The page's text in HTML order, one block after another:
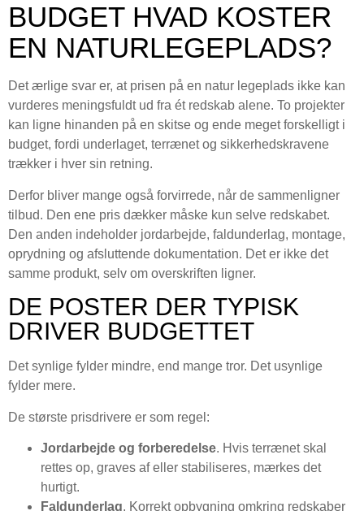
BUDGET HVAD KOSTER
EN NATURLEGEPLADS?
Det ærlige svar er, at prisen på en natur legeplads ikke kan
vurderes meningsfuldt ud fra ét redskab alene. To projekter
kan ligne hinanden på en skitse og ende meget forskelligt i
budget, fordi underlaget, terrænet og sikkerhedskravene
trækker i hver sin retning.
Derfor bliver mange også forvirrede, når de sammenligner
tilbud. Den ene pris dækker måske kun selve redskabet.
Den anden indeholder jordarbejde, faldunderlag, montage,
oprydning og afsluttende dokumentation. Det er ikke det
samme produkt, selv om overskriften ligner.
DE POSTER DER TYPISK
DRIVER BUDGETTET
Det synlige fylder mindre, end mange tror. Det usynlige
fylder mere.
De største prisdrivere er som regel:
Jordarbejde og forberedelse. Hvis terrænet skal
rettes op, graves af eller stabiliseres, mærkes det
hurtigt.
Faldunderlag. Korrekt opbygning omkring redskaber